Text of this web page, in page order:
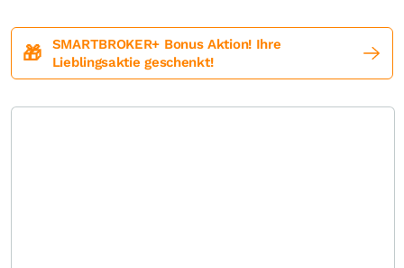
🎁
SMARTBROKER+ Bonus Aktion! Ihre
Lieblingsaktie geschenkt!